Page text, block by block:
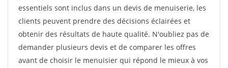
essentiels sont inclus dans un devis de menuiserie, les
clients peuvent prendre des décisions éclairées et
obtenir des résultats de haute qualité. N'oubliez pas de
demander plusieurs devis et de comparer les offres
avant de choisir le menuisier qui répond le mieux à vos